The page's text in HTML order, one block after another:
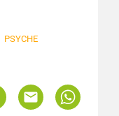
PSYCHE